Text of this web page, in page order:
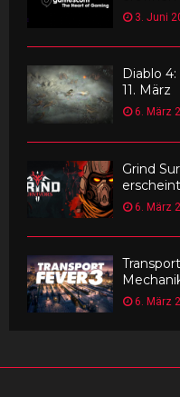
3. Juni
Diablo
11. März
6. März
Grind
6. März
6. März